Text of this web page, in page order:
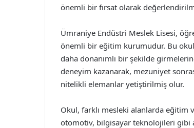
önemli bir fırsat olarak
Ümraniye Endüstri Meslek Lisesi,
önemli bir eğitim kurumudur. Bu
daha donanımlı bir şekilde
deneyim kazanarak, mezuniyet
nitelikli elemanlar yetiştirilmiş olur.
Okul, farklı mesleki alanlarda eğitim
otomotiv, bilgisayar teknolojileri gibi